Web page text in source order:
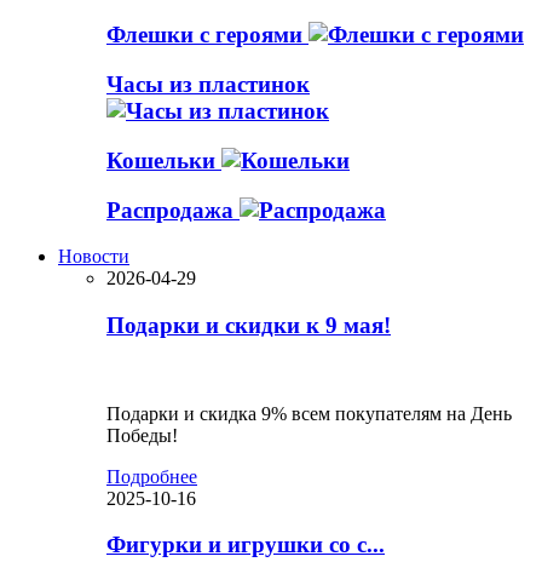
Флешки с героями
Часы из пластинок
Кошельки
Распродажа
Новости
2026-04-29
Подарки и скидки к 9 мая!
Подарки и скидка 9% всем покупателям на День
Победы!
Подробнее
2025-10-16
Фигурки и игрушки со с...